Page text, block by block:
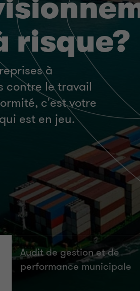
risque?
à
contre le travail
c'est votre
est en jeu.
Audit de gestion et de
performance municipale